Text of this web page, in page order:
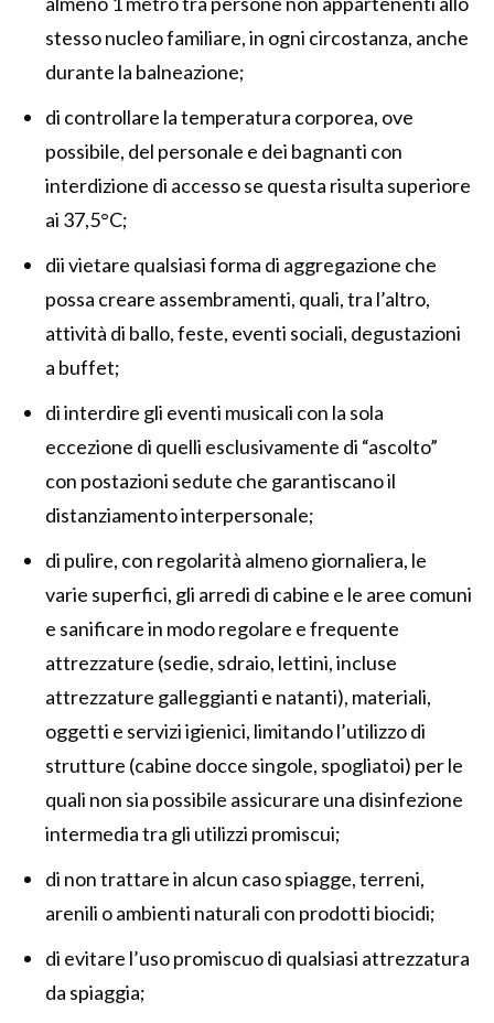
stesso nucleo familiare, in ogni circostanza, anche
durante la balneazione;
di controllare la temperatura corporea, ove
possibile, del personale e dei bagnanti con
interdizione di accesso se questa risulta superiore
ai 37,5°C;
dii vietare qualsiasi forma di aggregazione che
possa creare assembramenti, quali, tra l’altro,
attività di ballo, feste, eventi sociali, degustazioni
a buffet;
di interdire gli eventi musicali con la sola
eccezione di quelli esclusivamente di “ascolto”
con postazioni sedute che garantiscano il
distanziamento interpersonale;
di pulire, con regolarità almeno giornaliera, le
varie superfici, gli arredi di cabine e le aree comuni
e sanificare in modo regolare e frequente
attrezzature (sedie, sdraio, lettini, incluse
attrezzature galleggianti e natanti), materiali,
oggetti e servizi igienici, limitando l’utilizzo di
strutture (cabine docce singole, spogliatoi) per le
quali non sia possibile assicurare una disinfezione
intermedia tra gli utilizzi promiscui;
di non trattare in alcun caso spiagge, terreni,
arenili o ambienti naturali con prodotti biocidi;
di evitare l’uso promiscuo di qualsiasi attrezzatura
da spiaggia;